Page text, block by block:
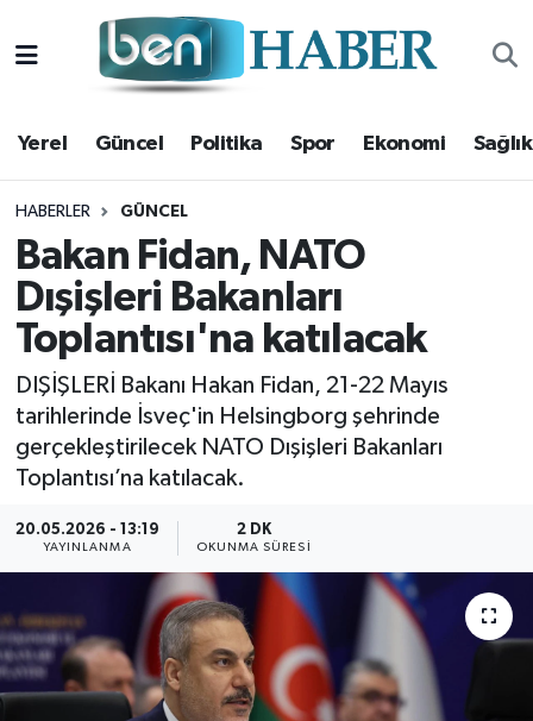
Yerel Güncel Politika Spor Ekonomi Sağlık
HABERLER GÜNCEL
Bakan Fidan, NATO
Dışişleri Bakanları
Toplantısı'na katılacak
DIŞİŞLERİ Bakanı Hakan Fidan, 21-22 Mayıs
tarihlerinde İsveç'in Helsingborg şehrinde
gerçekleştirilecek NATO Dışişleri Bakanları
Toplantısı’na katılacak.
20.05.2026 - 13:19
YAYINLANMA
2 DK
OKUNMA SÜRESI
Yerel
Güncel
Politika
Spor
Ekonomi
Sağlık
Magazin
Resmi Reklam
Röportajlar
Hava Durumu
Trafik Durumu
Süper Lig Puan Durumu ve Fikstür
Tüm Manşetler
Son Dakika Haberleri
Haber Arşivi